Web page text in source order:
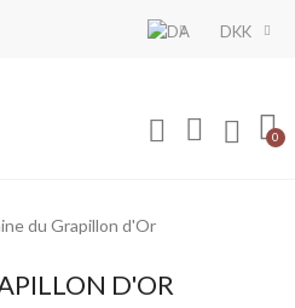
DKK
du Grapillon d'Or
D'OR